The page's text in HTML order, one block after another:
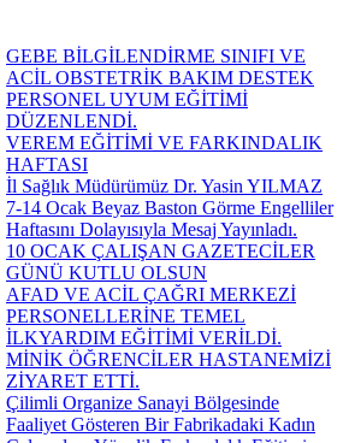
GEBE BİLGİLENDİRME SINIFI VE
ACİL OBSTETRİK BAKIM DESTEK
PERSONEL UYUM EĞİTİMİ
DÜZENLENDİ.
VEREM EĞİTİMİ VE FARKINDALIK
HAFTASI
İl Sağlık Müdürümüz Dr. Yasin YILMAZ
7-14 Ocak Beyaz Baston Görme Engelliler
Haftasını Dolayısıyla Mesaj Yayınladı.
10 OCAK ÇALIŞAN GAZETECİLER
GÜNÜ KUTLU OLSUN
AFAD VE ACİL ÇAĞRI MERKEZİ
PERSONELLERİNE TEMEL
İLKYARDIM EĞİTİMİ VERİLDİ.
MİNİK ÖĞRENCİLER HASTANEMİZİ
ZİYARET ETTİ.
Çilimli Organize Sanayi Bölgesinde
Faaliyet Gösteren Bir Fabrikadaki Kadın